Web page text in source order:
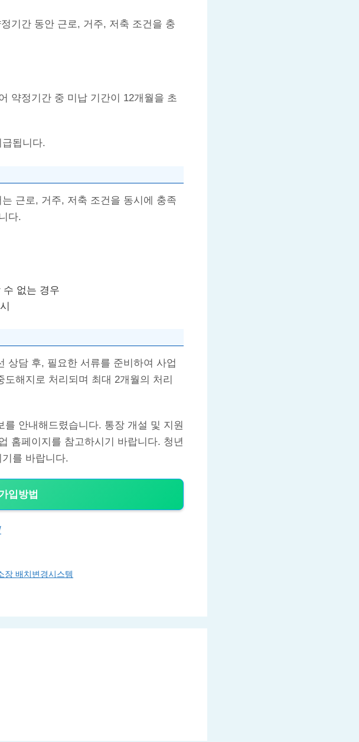
기간 동안 근로, 거주, 저축 조건을 충
약정기간 중 미납 기간이 12개월을 초
됩니다.
근로, 거주, 저축 조건을 동시에 충족
다.
수 없는 경우
상담 후, 필요한 서류를 준비하여 사업
해지로 처리되며 최대 2개월의 처리
안내해드렸습니다. 통장 개설 및 지원
홈페이지를 참고하시기 바랍니다. 청년
를 바랍니다.
입방법
장 배치변경시스템